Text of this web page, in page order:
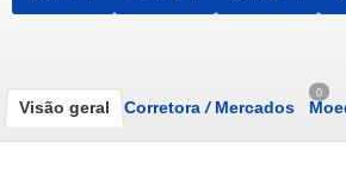
Visão geral Corretora /Mercados
0